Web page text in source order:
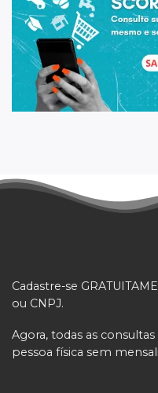
Cadastre-se
ou CNPJ.
Agora, todas as
pessoa física sem